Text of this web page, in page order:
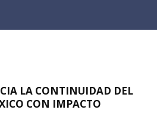
LA CONTINUIDAD DEL
CON IMPACTO